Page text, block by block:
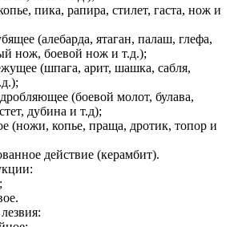
пика, рапира, стилет, гаста, нож и
(алебарда, ятаган, палаш, глефа,
нож, боевой нож и т.д.);
(шпага, арит, шашка, сабля,
(боевой молот, булава,
дубина и т.д);
(ножи, копье, праща, дротик, топор и
действие (керамбит).